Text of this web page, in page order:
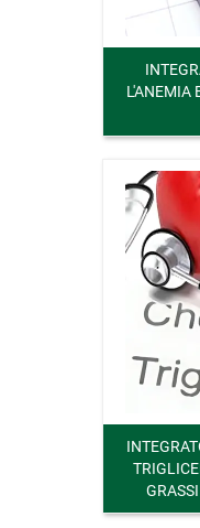
L'ANEMIA